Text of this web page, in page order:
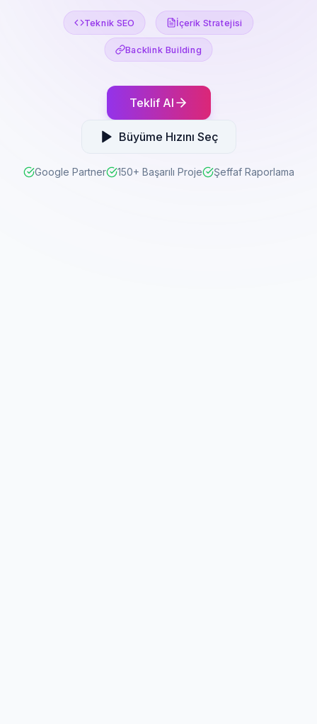
Teknik SEO İçerik Stratejisi
Backlink Building
Teklif Al
Büyüme Hızını Seç
Google Partner 150+ Başarılı Proje Şeffaf Raporlama